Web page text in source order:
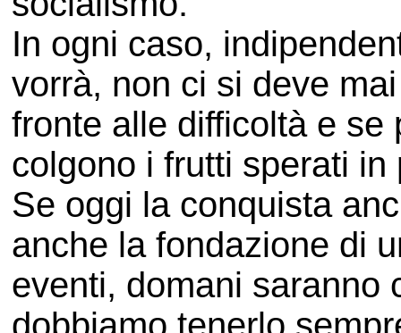
In ogni caso,
vorrà, non ci si deve
fronte alle difficoltà e se
colgono i frutti sperati
Se oggi la conquista
anche la fondazione di
eventi, domani saranno
dobbiamo tenerlo